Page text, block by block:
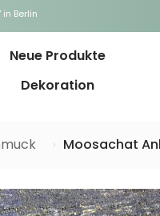
Berlin
Neue Produkte
Dekoration
Moosachat